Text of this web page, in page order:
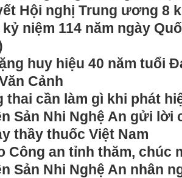
Hội nghị Trung ương 8
kỷ niệm 114 năm ngày
huy hiệu 40 năm tuổi
Cảnh
thai cần làm gì khi phát
Sản Nhi Nghệ An gửi lời
thầy thuốc Việt Nam
Công an tỉnh thăm, chúc
Sản Nhi Nghệ An nhân